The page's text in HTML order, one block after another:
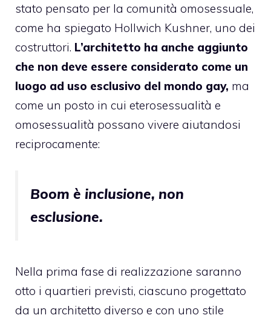
stato pensato per la comunità omosessuale,
come ha spiegato Hollwich Kushner, uno dei
costruttori. L’architetto ha anche aggiunto
che non deve essere considerato come un
luogo ad uso esclusivo del mondo gay, ma
come un posto in cui eterosessualità e
omosessualità possano vivere aiutandosi
reciprocamente:
Boom è inclusione, non
esclusione.
Nella prima fase di realizzazione saranno
otto i quartieri previsti, ciascuno progettato
da un architetto diverso e con uno stile